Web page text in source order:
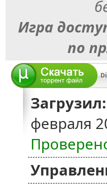
Игра
по
Загрузил:
февраля